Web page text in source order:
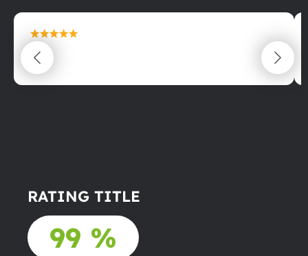
maximální spokojenost
22.06.2025
RATING TITLE
99 %